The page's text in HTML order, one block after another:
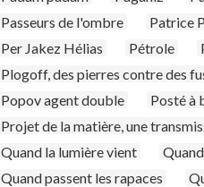
Passeurs de l'ombre
Patrice
Per Jakez Hélias
Pétrole
Plogoff, des pierres contre des
Popov agent double
Posté à
Projet de la matière, une
Quand la lumière vient
Quand passent les rapaces